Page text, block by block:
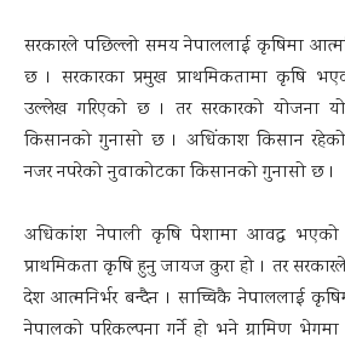
सरकारले पछिल्लो समय नेपाललाई कृषिमा
छ । सरकारका प्रमुख प्राथमिकतामा कृषि
उल्लेख गरिएको छ । तर सरकारको योजना
किसानको गुनासो छ । अधिंकाश किसान
नजर नपरेको नुवाकोटका किसानको गुनासो छ ।
अधिकांश नेपाली कृषि पेशामा आवद्ध भएको
प्राथमिकता कृषि हुनु जायज कुरा हो । तर
देश आत्मनिर्भर बन्दैन । साच्चिकै नेपाललाई
नेपालको परिकल्पना गर्ने हो भने ग्रामिण भेगमा